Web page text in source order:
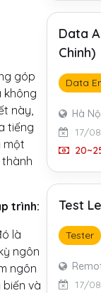
góp
không
này,
tiếng
một
trình:
là
ngôn
ngôn
và
Data
Chinh)
Data
Hà
17/
Test
Tester
17/